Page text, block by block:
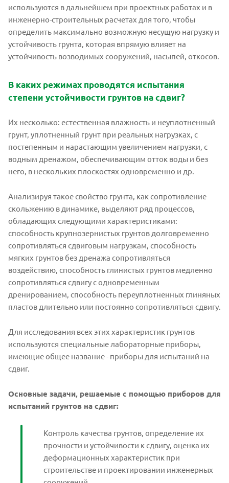
используются в дальнейшем при проектных работах и в
инженерно-строительных расчетах для того, чтобы
определить максимально возможную несущую нагрузку и
устойчивость грунта, которая впрямую влияет на
устойчивость возводимых сооружений, насыпей, откосов.
В каких режимах проводятся испытания
степени устойчивости грунтов на сдвиг?
Их несколько: естественная влажность и неуплотненный
грунт, уплотненный грунт при реальных нагрузках, с
постепенным и нарастающим увеличением нагрузки, с
водным дренажом, обеспечивающим отток воды и без
него, в нескольких плоскостях одновременно и др.
Анализируя такое свойство грунта, как сопротивление
скольжению в динамике, выделяют ряд процессов,
обладающих следующими характеристиками:
способность крупнозернистых грунтов долговременно
сопротивляться сдвиговым нагрузкам, способность
мягких грунтов без дренажа сопротивляться
воздействию, способность глинистых грунтов медленно
сопротивляться сдвигу с одновременным
дренированием, способность переуплотненных глиняных
пластов длительно или постоянно сопротивляться сдвигу.
Для исследования всех этих характеристик грунтов
используются специальные лабораторные приборы,
имеющие общее название - приборы для испытаний на
сдвиг.
Основные задачи, решаемые с помощью приборов для
испытаний грунтов на сдвиг:
Контроль качества грунтов, определение их
прочности и устойчивости к сдвигу, оценка их
деформационных характеристик при
строительстве и проектировании инженерных